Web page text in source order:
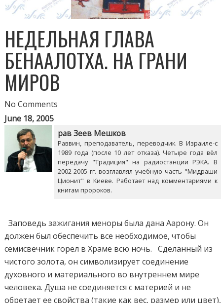
НЕДЕЛЬНАЯ ГЛАВА
БЕHААЛОТХА. НА ГРАНИ
МИРОВ
No Comments
June 18, 2005
рав Зеев Мешков
Раввин, преподаватель, переводчик. В Израиле-с
1989 года (после 10 лет отказа). Четыре года вёл
передачу "Традиция" на радиостанции РЭКА. В
2002-2005 гг. возглавлял учебную часть "Мидраши
Ционит" в Киеве. Работает над комментариями к
книгам пророков.
Заповедь зажигания меноры была дана Аарону. Он
должен был обеспечить все необходимое, чтобы
семисвечник горел в Храме всю ночь. Сделанный из
чистого золота, он символизирует соединение
духовного и материального во внутреннем мире
человека. Душа не соединяется с материей и не
обретает ее свойства (такие как вес, размер или цвет),